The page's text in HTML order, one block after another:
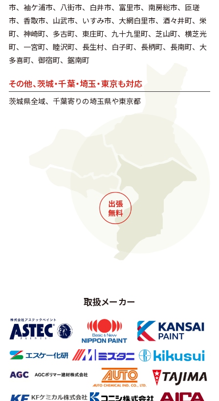
市、袖ケ浦市、八街市、白井市、富里市、南房総市、匝瑳
市、香取市、山武市、いすみ市、大網白里市、酒々井町、栄
町、神崎町、多古町、東庄町、九十九里町、芝山町、横芝光
町、一宮町、睦沢町、長生村、白子町、長柄町、長南町、大
多喜町、御宿町、鋸南町
その他、茨城・千葉・埼玉・東京も対応
茨城県全域、千葉寄りの埼玉県や東京都
取扱メーカー